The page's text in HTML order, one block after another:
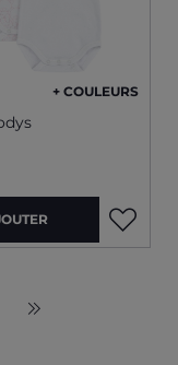
+ COULEURS